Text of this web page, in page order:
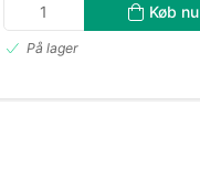
Køb nu
På lager